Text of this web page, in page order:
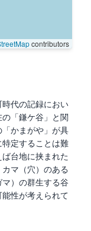
contributors
時代の記録におい
「鎌ケ谷」と関
かまがや」が具
定することは難
台地に挟まれた
マ（穴）のある
）の群生する谷
性が考えられて